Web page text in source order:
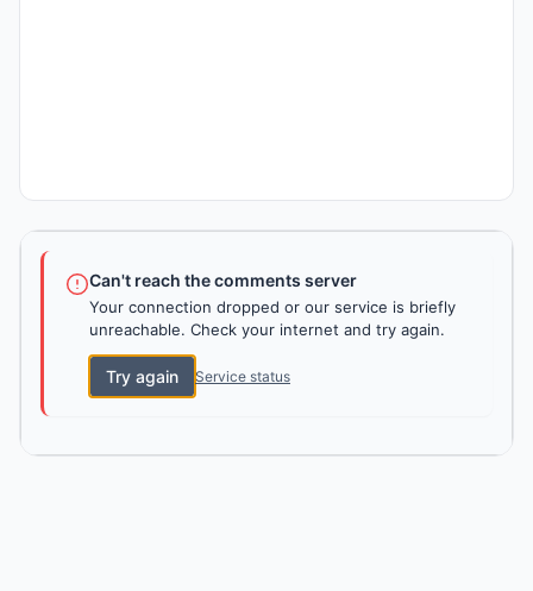
Can't reach the comments server
Your connection dropped or our service is briefly
unreachable. Check your internet and try again.
Try again Service status